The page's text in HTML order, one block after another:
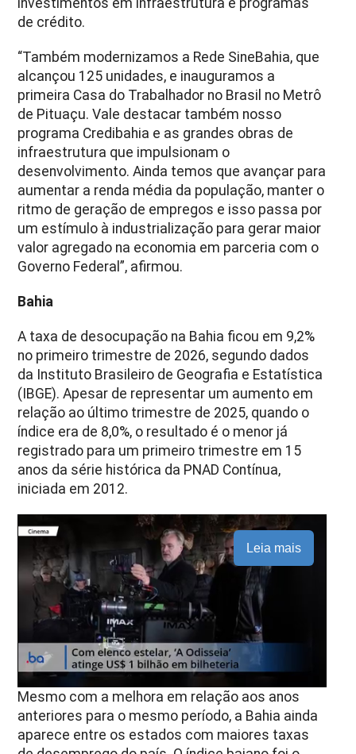
de crédito.
“Também modernizamos a Rede SineBahia, que
alcançou 125 unidades, e inauguramos a
primeira Casa do Trabalhador no Brasil no Metrô
de Pituaçu. Vale destacar também nosso
programa Credibahia e as grandes obras de
infraestrutura que impulsionam o
desenvolvimento. Ainda temos que avançar para
aumentar a renda média da população, manter o
ritmo de geração de empregos e isso passa por
um estímulo à industrialização para gerar maior
valor agregado na economia em parceria com o
Governo Federal”, afirmou.
Bahia
A taxa de desocupação na Bahia ficou em 9,2%
no primeiro trimestre de 2026, segundo dados
da Instituto Brasileiro de Geografia e Estatística
(IBGE). Apesar de representar um aumento em
relação ao último trimestre de 2025, quando o
índice era de 8,0%, o resultado é o menor já
registrado para um primeiro trimestre em 15
anos da série histórica da PNAD Contínua,
iniciada em 2012.
Leia mais
Mesmo com a melhora em relação aos anos
anteriores para o mesmo período, a Bahia ainda
aparece entre os estados com maiores taxas